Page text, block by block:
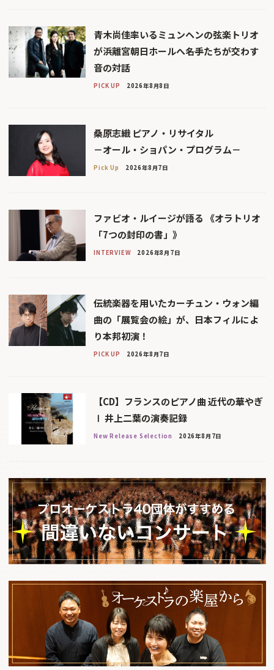
青木尚佳率いるミュンヘンの弦楽トリオ
が浜離宮朝日ホールへ――名手たちが交わす
音の対話
PICK UP 2026年8月8日
桑原志織 ピアノ・リサイタル
－オール・ショパン・プログラム－
Pick Up 2026年8月7日
ファビオ・ルイージが語る 《オラトリオ
「7つの封印の書」》
INTERVIEW 2026年8月7日
伝統楽器を用いたカーチュン・ウォン編
曲の「展覧会の絵」が、日本フィルによ
り本邦初演！
PICK UP 2026年8月7日
【CD】フランスのピアノ曲 近代の華やぎ
Ⅰ 井上二葉の演奏記録
New Release Selection 2026年8月7日